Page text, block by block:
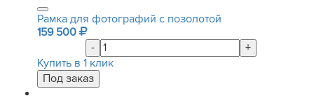
Рамка для фотографий с позолотой
159 500
-
+
Купить в 1 клик